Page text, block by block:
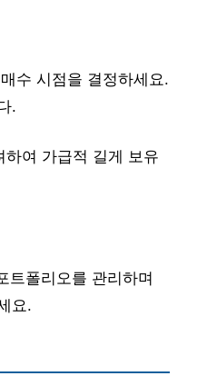
수 시점을 결정하세요.
.
하여 가급적 길게 보유
트폴리오를 관리하며
요.